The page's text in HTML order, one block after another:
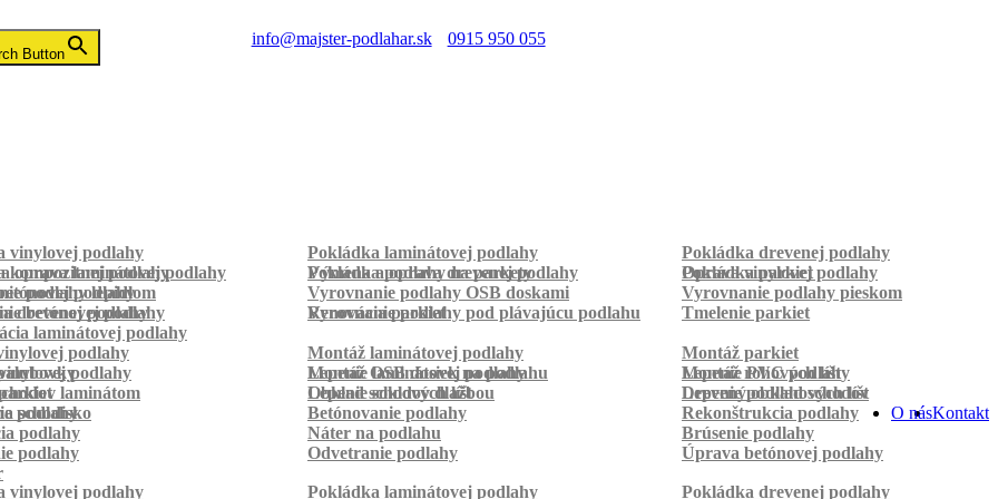
info@majster-podlahar.sk
0915 950 055
Button
vinylovej podlahy Pokládka laminátovej podlahy
Pokládka drevenej podlahy
kompozitnej podlahy Pokládka podlahy na parkety Pokládka parkiet
oprava laminátovej podlahy Výmena a oprava drevenej podlahy
Oprava vinylovej podlahy
podlahy
podlahy lepidlom Vyrovnanie podlahy OSB doskami
Vyrovnanie podlahy pieskom
betónovej podlahy Vyrovnanie podlahy pod plávajúcu podlahu
drevenej podlahy Renovácia parkiet
Tmelenie parkiet
laminátovej podlahy
podlahy Montáž laminátovej podlahy
Montáž parkiet
Montáž OSB dosiek na podlahu
Montáž rohových líšt
podlahy Lepenie laminátovej podlahy
Lepenie PVC podlahy
Lepenie soklových líšt Lepenie podlahových líšt
laminátom Obklad schodov dlažbou
Drevený obklad schodov
schodisko
podlahy Betónovanie podlahy
Rekonštrukcia podlahy
podlahy Náter na podlahu
Brúsenie podlahy
podlahy Odvetranie podlahy
Úprava betónovej podlahy
Kontakt
O nás
vinylovej podlahy Pokládka laminátovej podlahy
Pokládka drevenej podlahy